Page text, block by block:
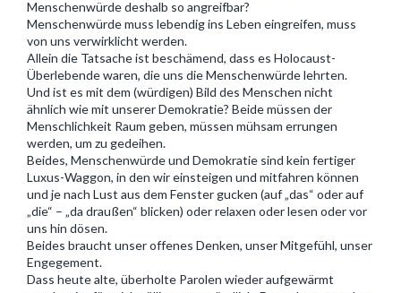
Menschenwürde deshalb so angreifbar?
Menschenwürde muss lebendig ins Leben eingreifen, muss
von uns verwirklicht werden.
Allein die Tatsache ist beschämend, dass es Holocaust-
Überlebende waren, die uns die Menschenwürde lehrten.
Und ist es mit dem (würdigen) Bild des Menschen nicht
ähnlich wie mit unserer Demokratie? Beide müssen der
Menschlichkeit Raum geben, müssen mühsam errungen
werden, um zu gedeihen.
Beides, Menschenwürde und Demokratie sind kein fertiger
Luxus-Waggon, in den wir einsteigen und mitfahren können
und je nach Lust aus dem Fenster gucken (auf „das“ oder auf
„die“ – „da draußen“ blicken) oder relaxen oder lesen oder vor
uns hin dösen.
Beides braucht unser offenes Denken, unser Mitgefühl, unser
Engegement.
Dass heute alte, überholte Parolen wieder aufgewärmt